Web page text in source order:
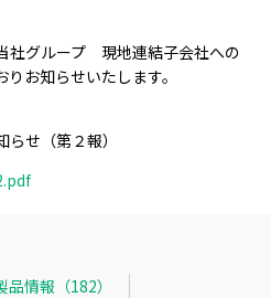
社グループ 現地連結子会社への
お知らせいたします。
せ（第２報）
品情報（182）